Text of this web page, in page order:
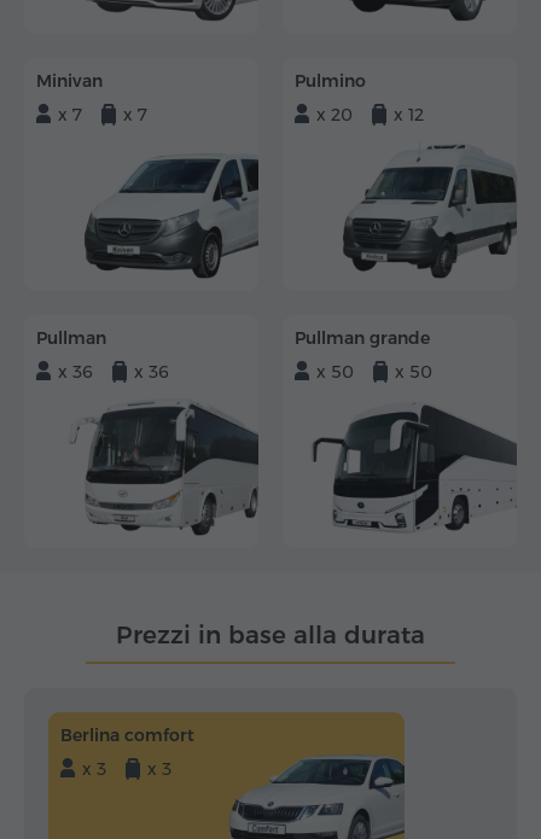
Minivan
x 7
x 7
Pulmino
x 20
x 12
Pullman
x 36
x 36
Pullman grande
x 50
x 50
Prezzi in base alla durata
Berlina comfort
x 3
x 3